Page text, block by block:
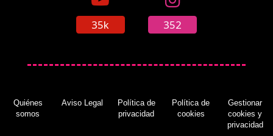
35k 352
Quiénes
somos
Aviso Legal
Política de
privacidad
Política de
cookies
Gestionar
cookies y
privacidad